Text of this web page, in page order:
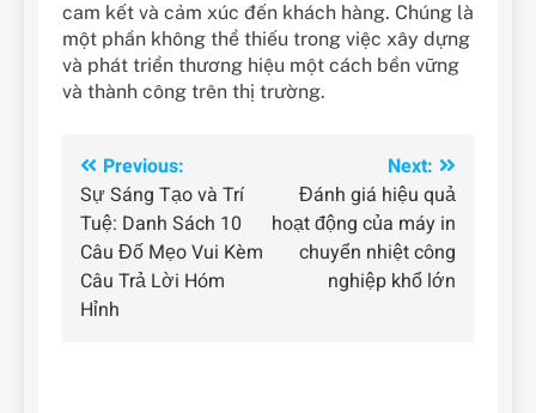
cam kết và cảm xúc đến khách hàng. Chúng là
một phần không thể thiếu trong việc xây dựng
và phát triển thương hiệu một cách bền vững
và thành công trên thị trường.
Điều
hướng
bài
viết
Previous:
Sự Sáng Tạo và Trí
Tuệ: Danh Sách 10
Câu Đố Mẹo Vui Kèm
Câu Trả Lời Hóm
Hỉnh
Next:
Đánh giá hiệu quả
hoạt động của máy in
chuyển nhiệt công
nghiệp khổ lớn